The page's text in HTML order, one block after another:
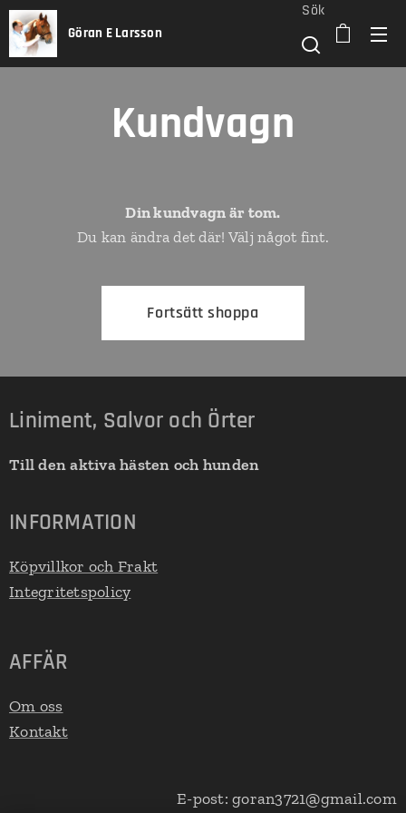
Göran E Larsson
Sök
Kundvagn
Din kundvagn är tom.
Du kan ändra det där! Välj något fint.
Fortsätt shoppa
Liniment, Salvor och Örter
Till den aktiva hästen och hunden
INFORMATION
Köpvillkor och Frakt
Integritetspolicy
AFFÄR
Om oss
Kontakt
E-post: goran3721@gmail.com